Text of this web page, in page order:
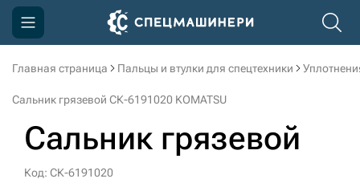
Главная страница Пальцы и втулки для спецтехники
Сальник грязевой СК-6191020 KOMATSU
Сальник грязевой
Код: СК-6191020
Компания
Доставка и оплата
Информация